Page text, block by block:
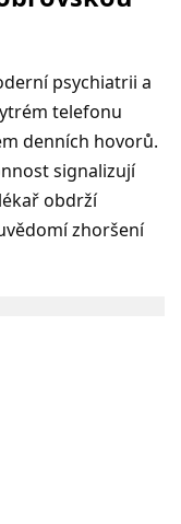
psychiatrii a
telefonu
denních hovorů.
signalizují
obdrží
zhoršení